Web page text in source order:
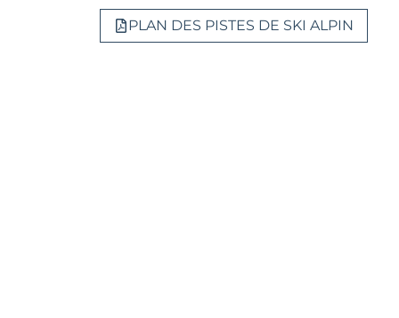
PLAN DES PISTES DE SKI ALPIN